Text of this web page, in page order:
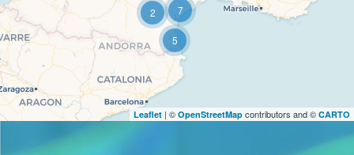
Travelers' Map is loading...
If you see this after your page is loaded
completely, leafletJS files are missing.
2 7
5
Leaflet | © OpenStreetMap contributors and © CARTO